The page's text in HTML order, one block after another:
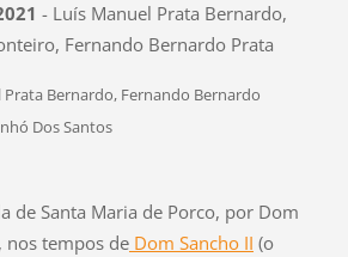
- Luís Manuel Prata Bernardo,
Fernando Bernardo Prata
Bernardo, Fernando Bernardo
Dos Santos
de Santa Maria de Porco, por Dom
nos tempos deDom Sancho II (o